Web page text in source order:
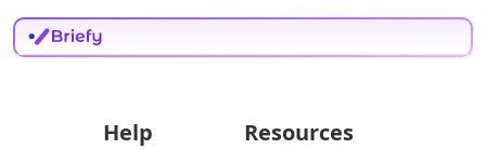
Help Resources